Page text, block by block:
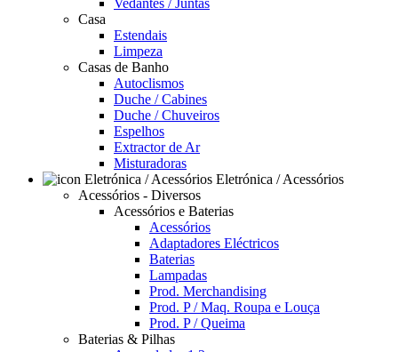
Vedantes / Juntas
Casa
Estendais
Limpeza
Casas de Banho
Autoclismos
Duche / Cabines
Duche / Chuveiros
Espelhos
Extractor de Ar
Misturadoras
Eletrónica / Acessórios
Acessórios - Diversos
Acessórios e Baterias
Acessórios
Adaptadores Eléctricos
Baterias
Lampadas
Prod. Merchandising
Prod. P / Maq. Roupa e Louça
Prod. P / Queima
Baterias & Pilhas